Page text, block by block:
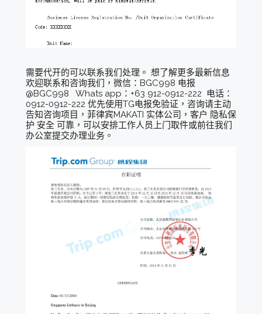
需要代开的可以联系我们处理。 想了解更多最新信息
欢迎联系和咨询我们，微信：BGC998 电报
@BGC998 Whats app：+63 912-0912-222 电话：
0912-0912-222 优先使用TG电报免验证，咨询请主动
告知咨询项目，菲律宾MAKATI 实体公司，客户 隐私保
护 安全 可靠，可以安排工作人员上门取件或前往我们
办公室提交办理业务。